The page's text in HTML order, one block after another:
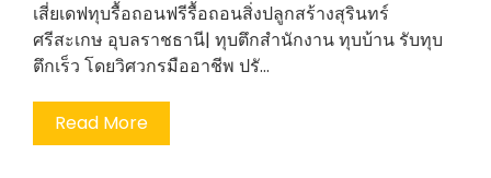
เสี่ยเดฟทุบรื้อถอนฟรีรื้อถอนสิ่งปลูกสร้างสุรินทร์
ศรีสะเกษ อุบลราชธานี| ทุบตึกสำนักงาน ทุบบ้าน รับทุบ
ตึกเร็ว โดยวิศวกรมืออาชีพ ปรั…
Read More